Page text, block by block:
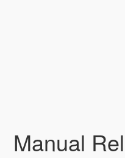
Manual